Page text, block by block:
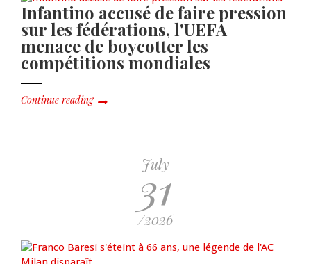
Infantino accusé de faire pression
sur les fédérations, l'UEFA
menace de boycotter les
compétitions mondiales
Continue reading
July
31
/2026